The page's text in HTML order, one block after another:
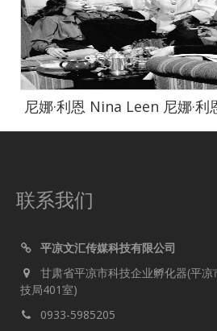
联系我们
平凉文汇传媒科技有限公司
甘肃省平凉市科技企业孵化器(平
技局401室)
0933-5985205